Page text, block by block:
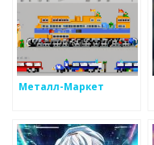
Металл-Маркет